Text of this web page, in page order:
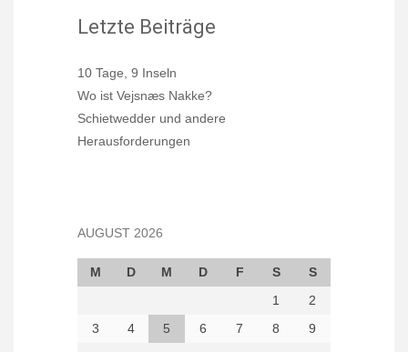
Letzte Beiträge
10 Tage, 9 Inseln
Wo ist Vejsnæs Nakke?
Schietwedder und andere
Herausforderungen
AUGUST 2026
M D M D F S
S
1
2
3
4 5 6 7 8
9